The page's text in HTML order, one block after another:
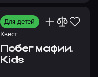
Для детей
Квест
Побег мафии.
Kids